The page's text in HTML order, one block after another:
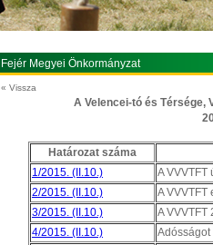
Fejér Megyei Önkormányzat
« Vissza
A Velencei-tó és Térsége,
Határozat száma
1/2015. (II.10.)
A
2/2015. (II.10.)
A VVVTFT
3/2015. (II.10.)
A
4/2015. (II.10.)